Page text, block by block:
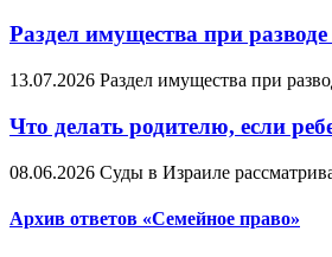
Раздел имущества при
13.07.2026 Раздел имущества при
Что делать родителю, если
08.06.2026 Суды в Израиле
Архив ответов «Семейное право»